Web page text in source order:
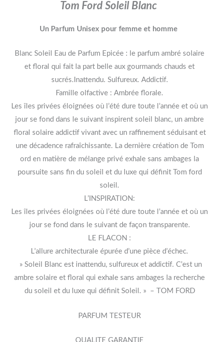
Tom Ford Soleil Blanc
Un Parfum Unisex pour femme et homme
Blanc Soleil Eau de Parfum Epicée : le parfum ambré solaire
et floral qui fait la part belle aux gourmands chauds et
sucrés.Inattendu. Sulfureux. Addictif.
Famille olfactive : Ambrée florale.
Les îles privées éloignées où l’été dure toute l’année et où un
jour se fond dans le suivant inspirent soleil blanc, un ambre
floral solaire addictif vivant avec un raffinement séduisant et
une décadence rafraîchissante. La dernière création de Tom
ord en matière de mélange privé exhale sans ambages la
poursuite sans fin du soleil et du luxe qui définit Tom ford
soleil.
L’INSPIRATION:
Les îles privées éloignées où l’été dure toute l’année et où un
jour se fond dans le suivant de façon transparente.
LE FLACON :
L’allure architecturale épurée d’une pièce d’échec.
» Soleil Blanc est inattendu, sulfureux et addictif. C’est un
ambre solaire et floral qui exhale sans ambages la recherche
du soleil et du luxe qui définit Soleil. » – TOM FORD
PARFUM TESTEUR
QUALITE GARANTIE